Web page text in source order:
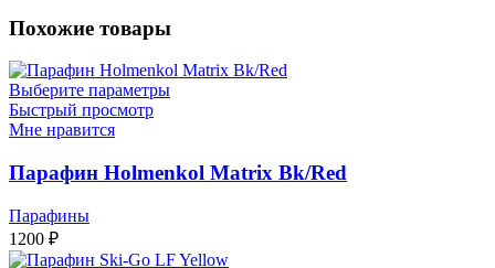
Похожие товары
Выберите параметры
Быстрый просмотр
Мне нравится
Парафин Holmenkol Matrix Bk/Red
Парафины
1200 ₽